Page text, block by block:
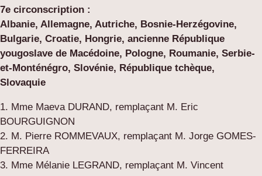
7e circonscription :
Albanie, Allemagne, Autriche, Bosnie-Herzégovine,
Bulgarie, Croatie, Hongrie, ancienne République
yougoslave de Macédoine, Pologne, Roumanie, Serbie-
et-Monténégro, Slovénie, République tchèque,
Slovaquie
1. Mme Maeva DURAND, remplaçant M. Eric
BOURGUIGNON
2. M. Pierre ROMMEVAUX, remplaçant M. Jorge GOMES-
FERREIRA
3. Mme Mélanie LEGRAND, remplaçant M. Vincent